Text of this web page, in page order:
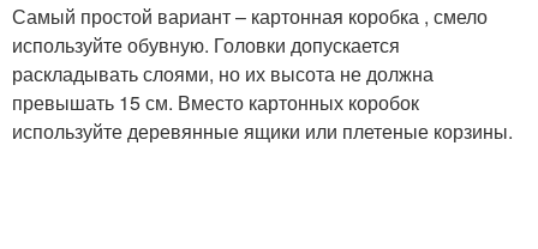
Самый простой вариант – картонная коробка , смело
используйте обувную. Головки допускается
раскладывать слоями, но их высота не должна
превышать 15 см. Вместо картонных коробок
используйте деревянные ящики или плетеные корзины.